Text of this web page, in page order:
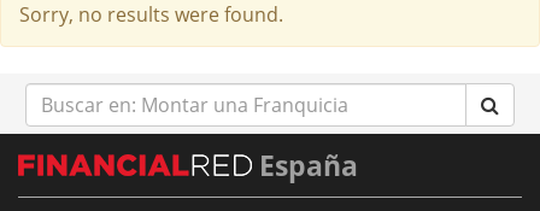
Sorry, no results were found.
Buscar
en:
España